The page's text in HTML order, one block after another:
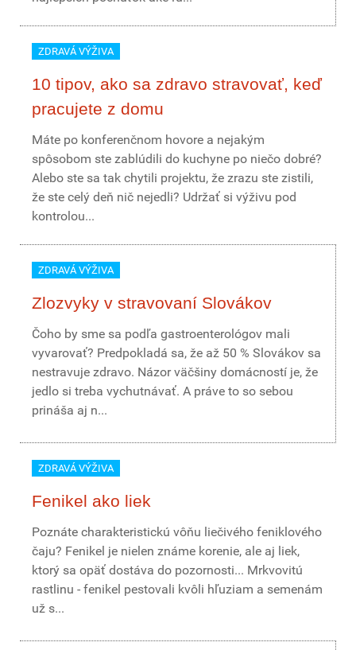
ZDRAVÁ VÝŽIVA
10 tipov, ako sa zdravo stravovať, keď
pracujete z domu
Máte po konferenčnom hovore a nejakým
spôsobom ste zablúdili do kuchyne po niečo dobré?
Alebo ste sa tak chytili projektu, že zrazu ste zistili,
že ste celý deň nič nejedli? Udržať si výživu pod
kontrolou...
ZDRAVÁ VÝŽIVA
Zlozvyky v stravovaní Slovákov
Čoho by sme sa podľa gastroenterológov mali
vyvarovať? Predpokladá sa, že až 50 % Slovákov sa
nestravuje zdravo. Názor väčšiny domácností je, že
jedlo si treba vychutnávať. A práve to so sebou
prináša aj n...
ZDRAVÁ VÝŽIVA
Fenikel ako liek
Poznáte charakteristickú vôňu liečivého feniklového
čaju? Fenikel je nielen známe korenie, ale aj liek,
ktorý sa opäť dostáva do pozornosti... Mrkvovitú
rastlinu - fenikel pestovali kvôli hľuziam a semenám
už s...